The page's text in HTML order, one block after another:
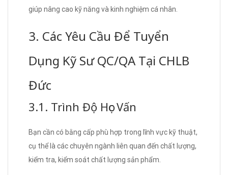
giúp nâng cao kỹ năng và kinh nghiệm cá nhân.
3. Các Yêu Cầu Để Tuyển
Dụng Kỹ Sư QC/QA Tại CHLB
Đức
3.1. Trình Độ Học Vấn
Bạn cần có bằng cấp phù hợp trong lĩnh vực kỹ thuật,
cụ thể là các chuyên ngành liên quan đến chất lượng,
kiểm tra, kiểm soát chất lượng sản phẩm.